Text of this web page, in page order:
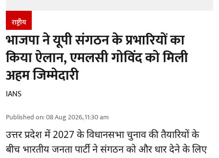
राष्ट्रीय
भाजपा ने यूपी संगठन के प्रभारियों का
किया ऐलान, एमलसी गोविंद को मिली
अहम जिम्मेदारी
IANS
Published on:08 Aug 2026, 11:30 am
उत्तर प्रदेश में 2027 के विधानसभा चुनाव की तैयारियों के
बीच भारतीय जनता पार्टी ने संगठन को और धार देने के लिए